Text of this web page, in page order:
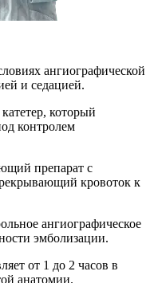
ангиографической
и седацией.
который
контролем
препарат с
кровоток к
ангиографическое
эмболизации.
от 1 до 2 часов в
анатомии.